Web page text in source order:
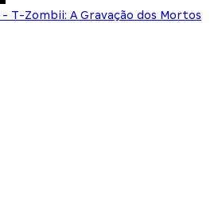
- T-Zombii: A Gravação dos Mortos